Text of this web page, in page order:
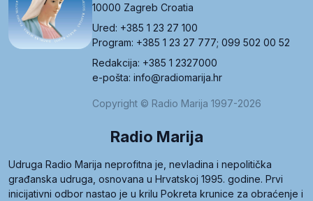
10000 Zagreb Croatia
Ured: +385 1 23 27 100
Program: +385 1 23 27 777; 099 502 00 52
Redakcija: +385 1 2327000
e-pošta: info@radiomarija.hr
Copyright © Radio Marija 1997-2026
Radio Marija
Udruga Radio Marija neprofitna je, nevladina i nepolitička
građanska udruga, osnovana u Hrvatskoj 1995. godine. Prvi
inicijativni odbor nastao je u krilu Pokreta krunice za obraćenje i